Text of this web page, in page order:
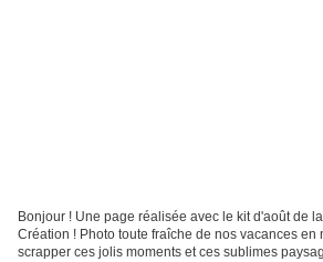
Bonjour ! Une page réalisée avec le kit d'août de
Création ! Photo toute fraîche de nos vacances en
scrapper ces jolis moments et ces sublimes